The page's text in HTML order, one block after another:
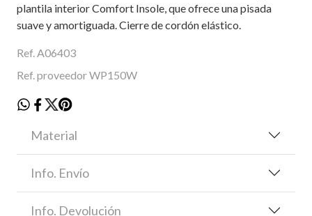
plantila interior Comfort Insole, que ofrece una pisada
suave y amortiguada. Cierre de cordón elástico.
Ref. A06403
Ref. proveedor WP150W
Material
Info. Envío
Info. Devolución